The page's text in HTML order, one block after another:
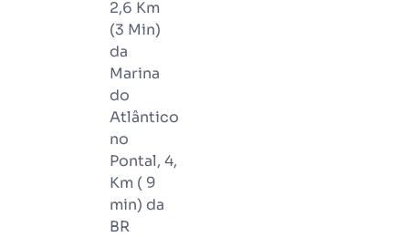
2,6 Km
(3 Min)
da
Marina
do
Atlântico
no
Pontal, 4,
Km ( 9
min) da
BR